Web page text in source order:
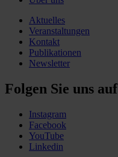
Aktuelles
Veranstaltungen
Kontakt
Publikationen
Newsletter
Folgen Sie uns auf
Instagram
Facebook
YouTube
Linkedin